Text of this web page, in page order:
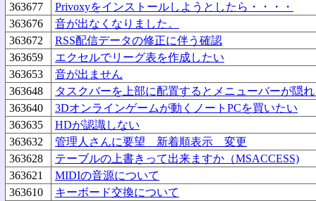
363677
Privoxyをインストールしようとしたら・・・・
363676
音が出なくなりました。
363672
RSS配信データの修正に伴う確認
363659
エクセルでリーグ表を作成したい
363653
音が出ません
363648
タスクバーを上部に配置するとメニューバーが隠
363640
3Dオンラインゲームが動くノートPCを買いたい
363635
HDが認識しない
363632
管理人さんに要望 新着順表示 変更
363628
テーブルの上書きって出来ますか（MSACCESS)
363621
MIDIの音源について
363610
キーボード交換について